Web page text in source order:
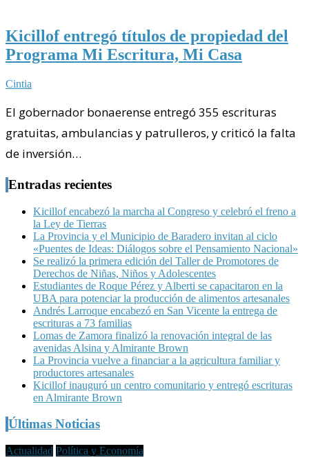
Kicillof entregó títulos de propiedad del
Programa Mi Escritura, Mi Casa
Cintia
El gobernador bonaerense entregó 355 escrituras
gratuitas, ambulancias y patrulleros, y criticó la falta
de inversión…
Entradas recientes
Kicillof encabezó la marcha al Congreso y celebró el freno a
la Ley de Tierras
La Provincia y el Municipio de Baradero invitan al ciclo
«Puentes de Ideas: Diálogos sobre el Pensamiento Nacional»
Se realizó la primera edición del Taller de Promotores de
Derechos de Niñas, Niños y Adolescentes
Estudiantes de Roque Pérez y Alberti se capacitaron en la
UBA para potenciar la producción de alimentos artesanales
Andrés Larroque encabezó en San Vicente la entrega de
escrituras a 73 familias
Lomas de Zamora finalizó la renovación integral de las
avenidas Alsina y Almirante Brown
La Provincia vuelve a financiar a la agricultura familiar y
productores artesanales
Kicillof inauguró un centro comunitario y entregó escrituras
en Almirante Brown
Últimas Noticias
Actualidad Política y Economía